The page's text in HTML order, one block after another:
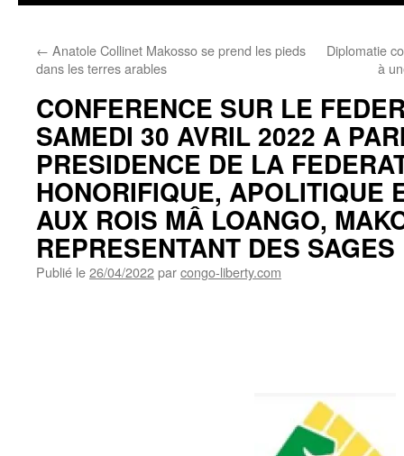
← Anatole Collinet Makosso se prend les pieds
dans les terres arables
Diplomatie
à
CONFERENCE SUR LE
SAMEDI 30 AVRIL 2022 A
PRESIDENCE DE LA
HONORIFIQUE, APOLITIQUE
AUX ROIS MÂ LOANGO,
REPRESENTANT DES
Publié le26/04/2022parcongo-liberty.com